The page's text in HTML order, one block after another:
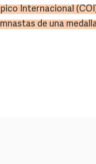
Internacional
de una